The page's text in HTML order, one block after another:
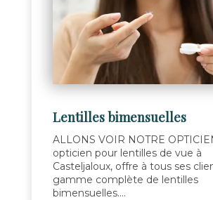
Lentilles bimensuelles
ALLONS VOIR NOTRE
opticien pour lentilles de vue à
Casteljaloux, offre à tous ses
gamme complète de lentilles
bimensuelles....